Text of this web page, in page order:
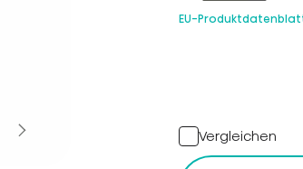
EU-
Vergleichen